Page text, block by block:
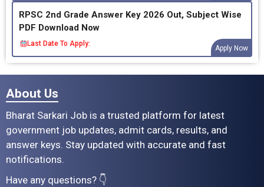
RPSC 2nd Grade Answer Key 2026 Out, Subject Wise
PDF Download Now
Last Date To Apply:
Apply Now
About Us
Bharat Sarkari Job is a trusted platform for latest
government job updates, admit cards, results, and
answer keys. Stay updated with accurate and fast
notifications.
Have any questions? 👇